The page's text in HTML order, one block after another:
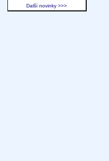
Další novinky >>>